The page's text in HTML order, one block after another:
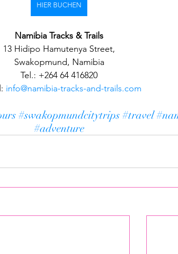
HIER BUCHEN
Namibia Tracks & Trails
13 Hidipo Hamutenya Street,
Swakopmund, Namibia
Tel.: +264 64 416820
info@namibia-tracks-and-trails.com
#swakopmundcitytrips #travel
#adventure